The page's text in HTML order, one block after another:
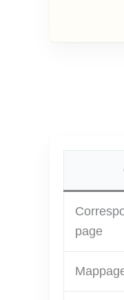
page